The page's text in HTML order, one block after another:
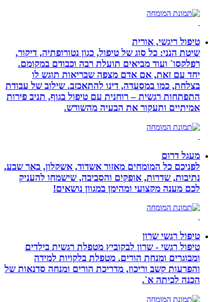
טיפול ריגשי, אורית
שיטת הנני: כל סוג של טיפול, כגון נטורופתיה, דיקור,
רפלקסו` ועוד מביאים תועלת רבה וכבודם במקומם.
יחד עם זאת, אם אדם מצפה שבריאות תוגש לו
בצלחת, כמו במסעדה, דינו להתאכזב. שילוב של עבודת
התפתחות רגשית – רוחנית עם טיפול בגוף, תניב פירות
אמיתיים ותעקור את הבעיה מהשורש.
מעגל דרום
לפניכם כל המומחים מאזור אשדוד, אשקלון, באר שבע,
נתיבות, שדרות, אופקים והסביבה, שישמחו להעניק
לכם מענה מקצועי ומהימן במגוון נושאים!
טיפול רגשי שרון
טיפול רגשי - שרון לבקוביץ מטפלת רגשית בילדים
ומבוגרים ומנחת הורים. מטפלת בלקויות למידה
והפרעות קשב וריכוז, מדריכת הורים ומנחה סדנאות של
הכנה לכיתה א`.